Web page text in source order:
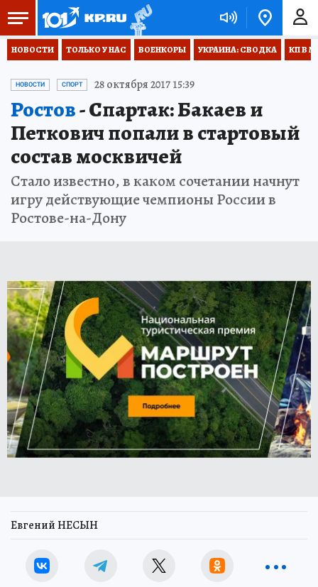
НОВОСТИ ТОЛЬКО У НАС ВОЕНКОРЫ УКРАИНА: СВОДКА КП В
НОВОСТИ СПОРТ 28 октября 2017 15:39
Ростов- Спартак: Бакаев и
Петкович попали в стартовый
состав москвичей
Стало известно, в каком сочетании начнут
игру действующие чемпионы России в
Ростове-на-Дону
Евгений НЕСЫН